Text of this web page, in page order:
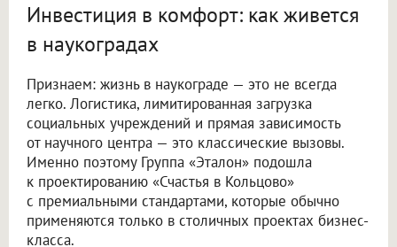
Инвестиция в комфорт: как живется
в наукоградах
Признаем: жизнь в наукограде — это не всегда
легко. Логистика, лимитированная загрузка
социальных учреждений и прямая зависимость
от научного центра — это классические вызовы.
Именно поэтому Группа «Эталон» подошла
к проектированию «Счастья в Кольцово»
с премиальными стандартами, которые обычно
применяются только в столичных проектах бизнес-
класса.